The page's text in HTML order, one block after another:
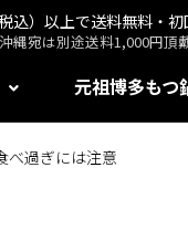
込）以上で送料無料・
縄宛は別途送料1,000円頂
元祖博多もつ
べ過ぎには注意